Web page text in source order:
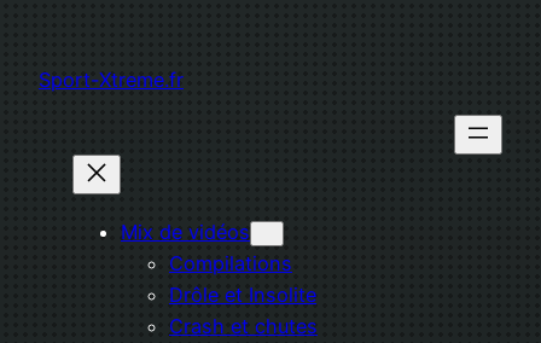
contenu
Sport-Xtreme.fr
Mix de vidéos
Compilations
Drôle et Insolite
Crash et chutes